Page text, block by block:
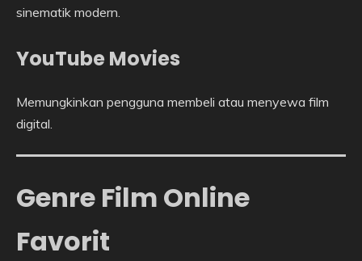
sinematik modern.
YouTube Movies
Memungkinkan pengguna membeli atau menyewa film
digital.
Genre Film Online
Favorit